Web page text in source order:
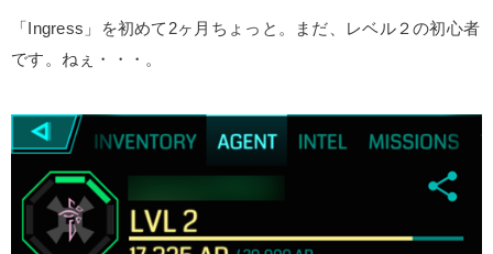
「Ingress」を初めて2ヶ月ちょっと。まだ、レベル２の初心者
です。ねぇ・・・。